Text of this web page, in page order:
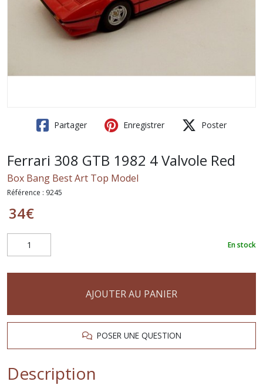
Partager Enregistrer Poster
Ferrari 308 GTB 1982 4 Valvole Red
Box Bang Best Art Top Model
Référence : 9245
34€
En stock
AJOUTER AU PANIER
POSER UNE QUESTION
Description